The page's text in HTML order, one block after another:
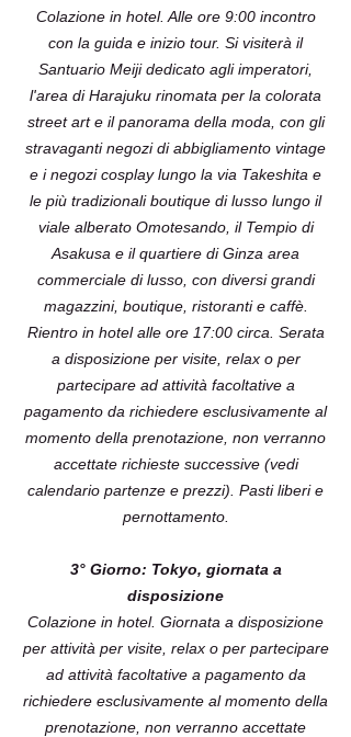
Colazione in hotel. Alle ore 9:00 incontro
con la guida e inizio tour. Si visiterà il
Santuario Meiji dedicato agli imperatori,
l'area di Harajuku rinomata per la colorata
street art e il panorama della moda, con gli
stravaganti negozi di abbigliamento vintage
e i negozi cosplay lungo la via Takeshita e
le più tradizionali boutique di lusso lungo il
viale alberato Omotesando, il Tempio di
Asakusa e il quartiere di Ginza area
commerciale di lusso, con diversi grandi
magazzini, boutique, ristoranti e caffè.
Rientro in hotel alle ore 17:00 circa. Serata
a disposizione per visite, relax o per
partecipare ad attività facoltative a
pagamento da richiedere esclusivamente al
momento della prenotazione, non verranno
accettate richieste successive (vedi
calendario partenze e prezzi). Pasti liberi e
pernottamento.
3° Giorno: Tokyo, giornata a
disposizione
Colazione in hotel. Giornata a disposizione
per attività per visite, relax o per partecipare
ad attività facoltative a pagamento da
richiedere esclusivamente al momento della
prenotazione, non verranno accettate